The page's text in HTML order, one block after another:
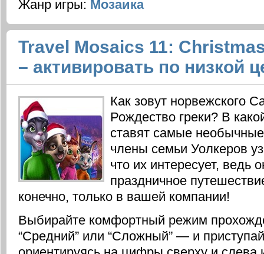
Жанр игры: Мозаика
Travel Mosaics 11:
– активировать по низкой
Как зовут норвежского
Рождество греки? В
ставят самые
члены семьи Уолкеров
что их интересует, ведь
праздничное
конечно, только в вашей компании!
Выбирайте комфортный режим
“Средний” или “Сложный” — и